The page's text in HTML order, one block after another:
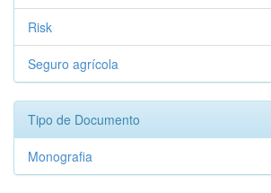
Risk
Seguro agrícola
Tipo de Documento
Monografia